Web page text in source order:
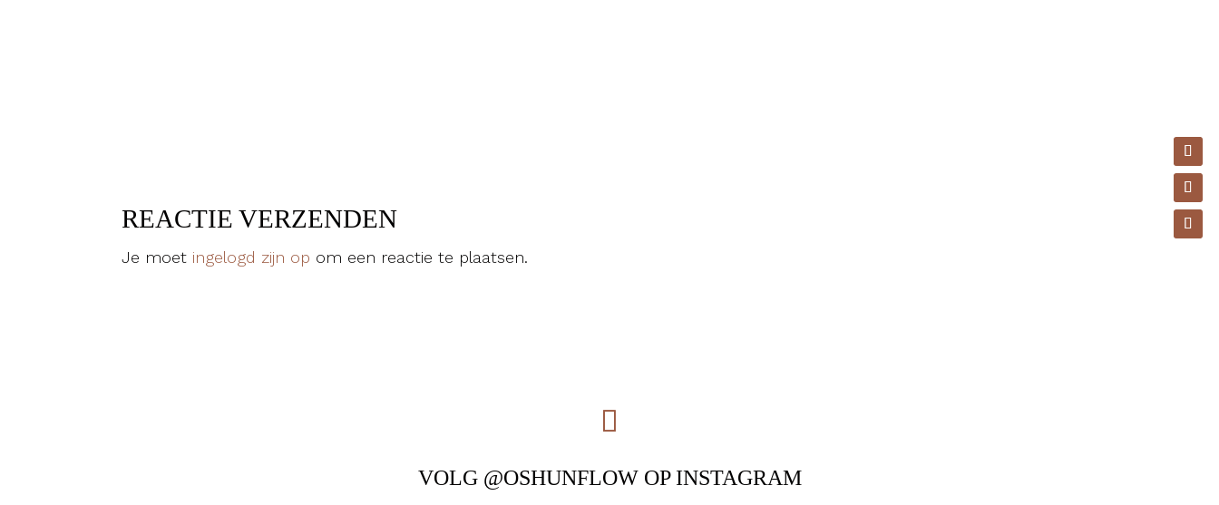
REACTIE VERZENDEN
Je moet ingelogd zijn op om een reactie te plaatsen.
VOLG @OSHUNFLOW OP INSTAGRAM